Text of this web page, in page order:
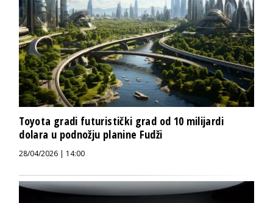
Toyota gradi futuristički grad od 10 milijardi
dolara u podnožju planine Fudži
28/04/2026 | 14:00